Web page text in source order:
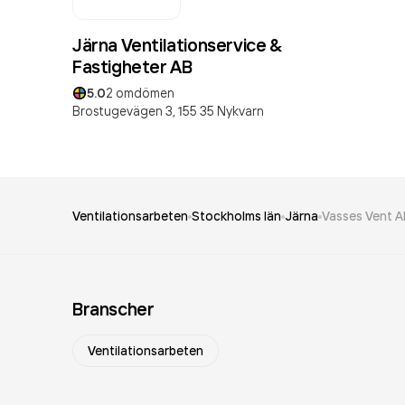
Järna Ventilationservice &
Fastigheter AB
5.02 omdömen
Brostugevägen 3, 155 35 Nykvarn
Ventilationsarbeten Stockholms län Järna Vasses Vent
Branscher
Ventilationsarbeten